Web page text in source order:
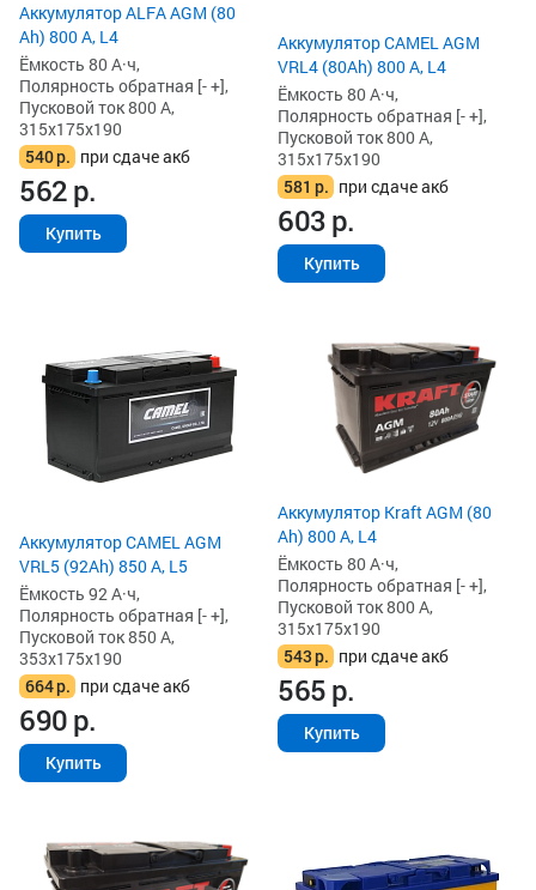
Аккумулятор ALFA AGM (80
Ah) 800 А, L4
Ёмкость 80 А·ч,
Полярность обратная [- +],
Пусковой ток 800 А,
315x175x190
540р. при сдаче акб
562р.
Купить
Аккумулятор CAMEL AGM
VRL4 (80Ah) 800 А, L4
Ёмкость 80 А·ч,
Полярность обратная [- +],
Пусковой ток 800 А,
315x175x190
581 р. при сдаче акб
603р.
Купить
Аккумулятор CAMEL AGM
VRL5 (92Ah) 850 А, L5
Ёмкость 92 А·ч,
Полярность обратная [- +],
Пусковой ток 850 А,
353x175x190
664р. при сдаче акб
690р.
Купить
Аккумулятор Kraft AGM (80
Ah) 800 А, L4
Ёмкость 80 А·ч,
Полярность обратная [- +],
Пусковой ток 800 А,
315x175x190
543р. при сдаче акб
565р.
Купить